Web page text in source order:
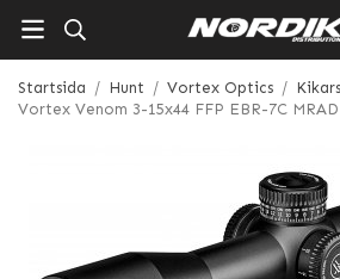
Startsida / Hunt / Vortex Optics /
Vortex Venom 3-15x44 FFP EBR-7C MRAD